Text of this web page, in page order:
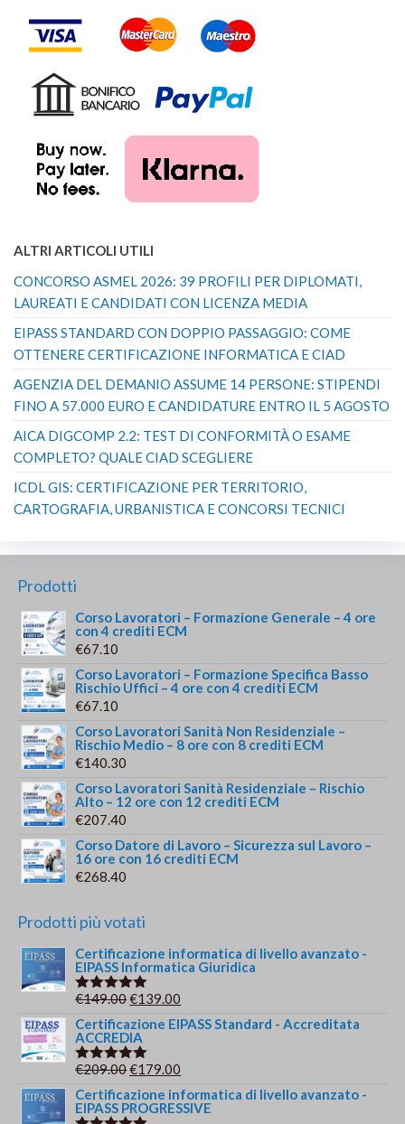
ALTRI ARTICOLI UTILI
CONCORSO ASMEL 2026: 39 PROFILI PER DIPLOMATI,
LAUREATI E CANDIDATI CON LICENZA MEDIA
EIPASS STANDARD CON DOPPIO PASSAGGIO: COME
OTTENERE CERTIFICAZIONE INFORMATICA E CIAD
AGENZIA DEL DEMANIO ASSUME 14 PERSONE: STIPENDI
FINO A 57.000 EURO E CANDIDATURE ENTRO IL 5 AGOSTO
AICA DIGCOMP 2.2: TEST DI CONFORMITÀ O ESAME
COMPLETO? QUALE CIAD SCEGLIERE
ICDL GIS: CERTIFICAZIONE PER TERRITORIO,
CARTOGRAFIA, URBANISTICA E CONCORSI TECNICI
Prodotti
Corso Lavoratori – Formazione Generale – 4 ore
con 4 crediti ECM
€67.10
Corso Lavoratori – Formazione Specifica Basso
Rischio Uffici – 4 ore con 4 crediti ECM
€67.10
Corso Lavoratori Sanità Non Residenziale –
Rischio Medio – 8 ore con 8 crediti ECM
€140.30
Corso Lavoratori Sanità Residenziale – Rischio
Alto – 12 ore con 12 crediti ECM
€207.40
Corso Datore di Lavoro – Sicurezza sul Lavoro –
16 ore con 16 crediti ECM
€268.40
Prodotti più votati
Certificazione informatica di livello avanzato -
EIPASS Informatica Giuridica
Valutato
€149.00Il
prezzo
originale
era:
€139.00
prezzo
Certificazione EIPASS Standard - Accreditata
ACCREDIA
Valutato
€209.00Il
prezzo
originale
€179.00
prezzo
attuale
Certificazione informatica di livello avanzato -
EIPASS PROGRESSIVE